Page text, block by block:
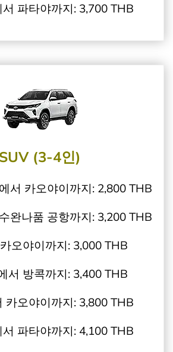
파타야까지: 3,700 THB
SUV (3-4인)
서 카오야이까지: 2,800 THB
완나품 공항까지: 3,200 THB
오야이까지: 3,000 THB
서 방콕까지: 3,400 THB
카오야이까지: 3,800 THB
파타야까지: 4,100 THB